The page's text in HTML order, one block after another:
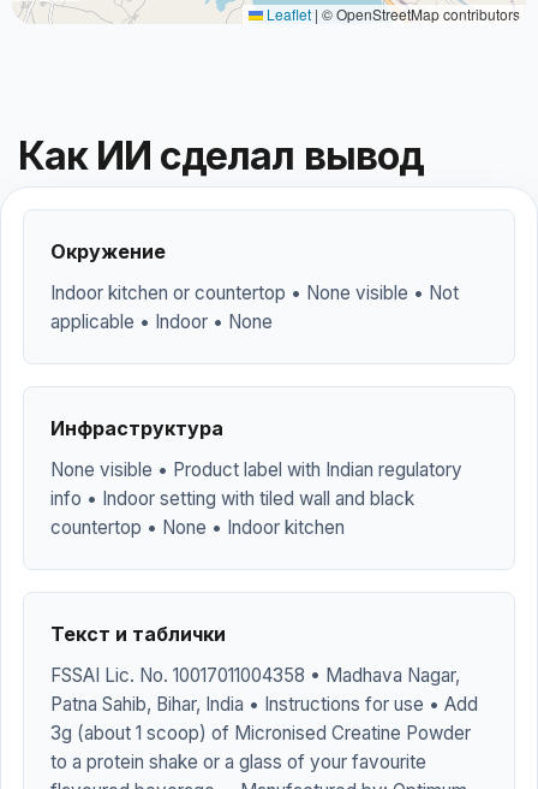
Leaflet | © OpenStreetMap contributors
Как ИИ сделал вывод
Окружение
Indoor kitchen or countertop • None visible • Not
applicable • Indoor • None
Инфраструктура
None visible • Product label with Indian regulatory
info • Indoor setting with tiled wall and black
countertop • None • Indoor kitchen
Текст и таблички
FSSAI Lic. No. 10017011004358 • Madhava Nagar,
Patna Sahib, Bihar, India • Instructions for use • Add
3g (about 1 scoop) of Micronised Creatine Powder
to a protein shake or a glass of your favourite